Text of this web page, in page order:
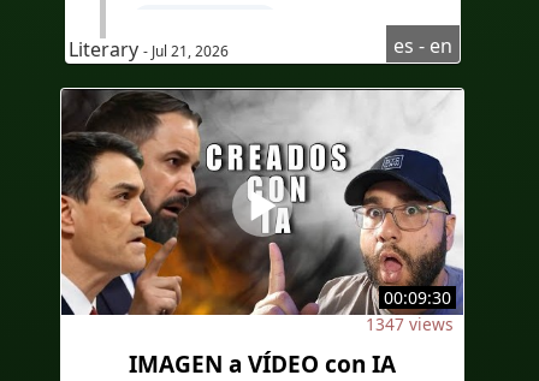
#Spanishcourseforenglishspeaker
#Spanishlisteningcomprehension
#Audioenespañol
#AudioinSpanish
#Subtítuloseninglés
#subtitlesinEnglish
#Bilingüe
#Subtítulosbilingües
Literary - Jul 21, 2026 es - en
00:09:30
1347 views
IMAGEN a VÍDEO con IA